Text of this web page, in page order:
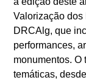
Valorização dos
DRCAlg, que
performances,
monumentos. O
temáticas,